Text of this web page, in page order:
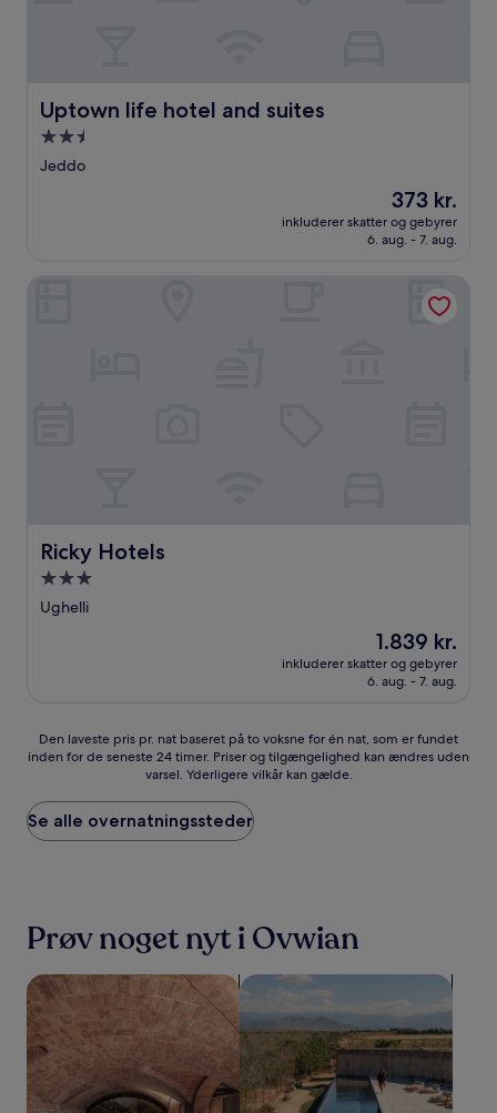
Uptown life hotel and suites
Uptown life hotel and suites
2.5-
stjernet
Jeddo
Prisen
er
373 kr.
373 kr.
inkluderer skatter og gebyrer
6. aug. - 7. aug.
Ricky Hotels
Ricky Hotels
3.0-
stjernet
Ughelli
Prisen
er
1.839 kr.
1.839 kr.
inkluderer skatter og gebyrer
6. aug. - 7. aug.
Den
laveste
pr.
nat
baseret
én
som
er
fundet
inden
for
de
seneste
Den laveste pris pr. nat baseret på to voksne for én nat, som er fundet
inden for de seneste 24 timer. Priser og tilgængelighed kan ændres uden
varsel. Yderligere vilkår kan gælde.
Se alle overnatningssteder
Prøv noget nyt i Ovwian
Søg efter overnatningssteder med spa på stedet
Søg efter overnatningssteder